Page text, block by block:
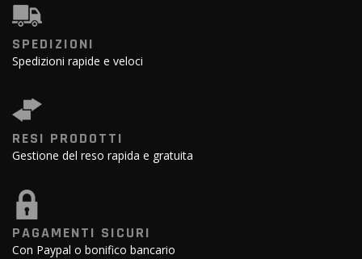
SPEDIZIONI
Spedizioni rapide e veloci
RESI PRODOTTI
Gestione del reso rapida e gratuita
PAGAMENTI SICURI
Con Paypal o bonifico bancario